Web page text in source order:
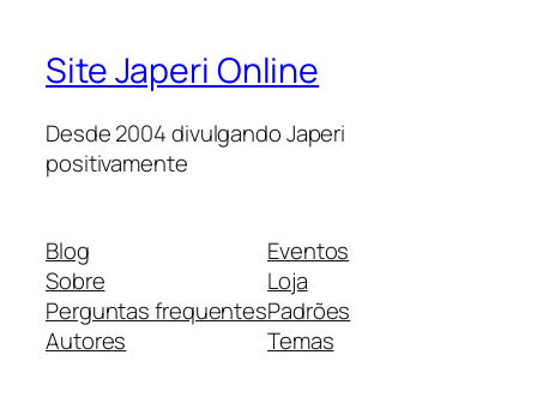
Site Japeri Online
Desde 2004 divulgando Japeri
positivamente
Blog
Sobre
Perguntas frequentes
Autores
Eventos
Loja
Padrões
Temas